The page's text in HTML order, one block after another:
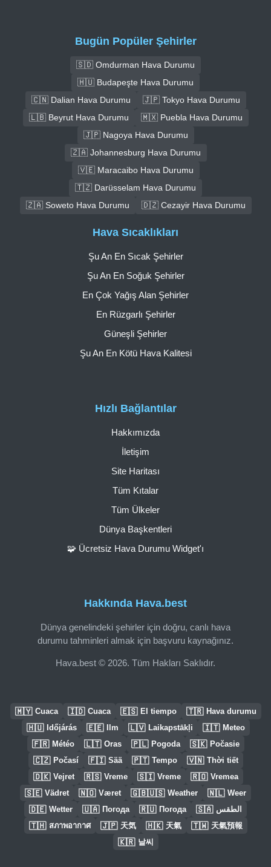
Bugün Popüler Şehirler
🇸🇩 Omdurman Hava Durumu
🇭🇺 Budapeşte Hava Durumu
🇨🇳 Dalian Hava Durumu
🇯🇵 Tokyo Hava Durumu
🇱🇧 Beyrut Hava Durumu
🇲🇽 Puebla Hava Durumu
🇯🇵 Nagoya Hava Durumu
🇿🇦 Johannesburg Hava Durumu
🇻🇪 Maracaibo Hava Durumu
🇹🇿 Darüsselam Hava Durumu
🇿🇦 Soweto Hava Durumu
🇩🇿 Cezayir Hava Durumu
Hakkında Hava.best
Dünya genelindeki şehirler için doğru, canlı hava
durumu tahminleri almak için başvuru kaynağınız.
Hava.best © 2026. Tüm Hakları Saklıdır.
Hızlı Bağlantılar
Hakkımızda
İletişim
Site Haritası
Tüm Kıtalar
Tüm Ülkeler
Dünya Başkentleri
🧩 Ücretsiz Hava Durumu Widget'ı
Hava Sıcaklıkları
Şu An En Sıcak Şehirler
Şu An En Soğuk Şehirler
En Çok Yağış Alan Şehirler
En Rüzgarlı Şehirler
Güneşli Şehirler
Şu An En Kötü Hava Kalitesi
🇲🇾 Cuaca 🇮🇩 Cuaca 🇪🇸 El tiempo 🇹🇷 Hava durumu
🇭🇺 Időjárás 🇪🇪 Ilm 🇱🇻 Laikapstākļi 🇮🇹 Meteo
🇫🇷 Météo 🇱🇹 Oras 🇵🇱 Pogoda 🇸🇰 Počasie
🇨🇿 Počasí 🇫🇮 Sää 🇵🇹 Tempo 🇻🇳 Thời tiết
🇩🇰 Vejret 🇷🇸 Vreme 🇸🇮 Vreme 🇷🇴 Vremea
🇸🇪 Vädret 🇳🇴 Været 🇬🇧🇺🇸 Weather 🇳🇱 Weer
🇩🇪 Wetter 🇺🇦 Погода 🇷🇺 Погода 🇸🇦 الطقس
🇹🇭 สภาพอากาศ 🇯🇵 天気 🇭🇰 天氣 🇹🇼 天氣預報
🇰🇷 날씨